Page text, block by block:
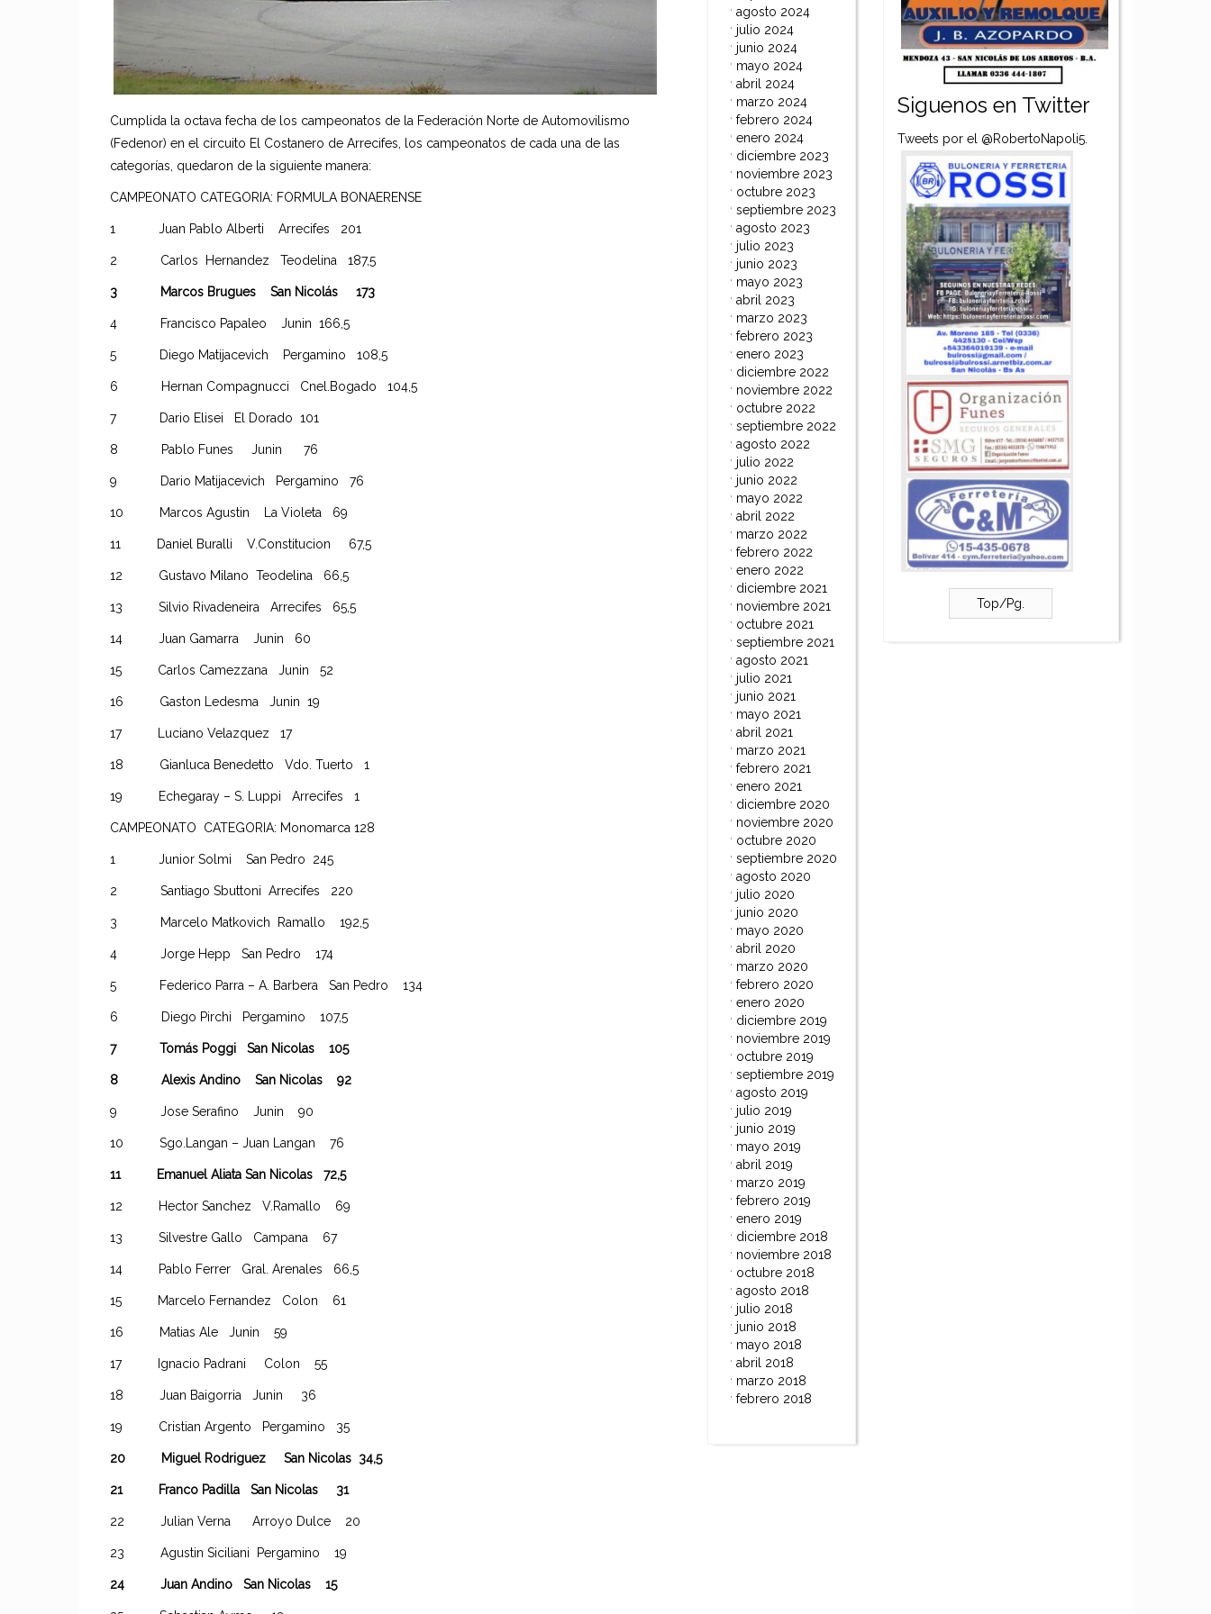
Cumplida la octava fecha de los campeonatos de la Federación Norte de Automovilismo
(Fedenor) en el circuito El Costanero de Arrecifes, los campeonatos de cada una de las
categorías, quedaron de la siguiente manera:
CAMPEONATO CATEGORIA: FORMULA BONAERENSE
1 Juan Pablo Alberti Arrecifes 201
2 Carlos Hernandez Teodelina 187,5
3 Marcos Brugues San Nicolás 173
4 Francisco Papaleo Junin 166,5
5 Diego Matijacevich Pergamino 108,5
6 Hernan Compagnucci Cnel.Bogado 104,5
7 Dario Elisei El Dorado 101
8 Pablo Funes Junin 76
9 Dario Matijacevich Pergamino 76
10 Marcos Agustin La Violeta 69
11 Daniel Buralli V.Constitucion 67,5
12 Gustavo Milano Teodelina 66,5
13 Silvio Rivadeneira Arrecifes 65,5
14 Juan Gamarra Junin 60
15 Carlos Camezzana Junin 52
16 Gaston Ledesma Junin 19
17 Luciano Velazquez 17
18 Gianluca Benedetto Vdo. Tuerto 1
19 Echegaray – S. Luppi Arrecifes 1
CAMPEONATO CATEGORIA: Monomarca 128
1 Junior Solmi San Pedro 245
2 Santiago Sbuttoni Arrecifes 220
3 Marcelo Matkovich Ramallo 192,5
4 Jorge Hepp San Pedro 174
5 Federico Parra – A. Barbera San Pedro 134
6 Diego Pirchi Pergamino 107,5
7 Tomás Poggi San Nicolas 105
8 Alexis Andino San Nicolas 92
9 Jose Serafino Junin 90
10 Sgo.Langan – Juan Langan 76
11 Emanuel Aliata San Nicolas 72,5
12 Hector Sanchez V.Ramallo 69
13 Silvestre Gallo Campana 67
14 Pablo Ferrer Gral. Arenales 66,5
15 Marcelo Fernandez Colon 61
16 Matias Ale Junin 59
17 Ignacio Padrani Colon 55
18 Juan Baigorria Junin 36
19 Cristian Argento Pergamino 35
20 Miguel Rodriguez San Nicolas 34,5
21 Franco Padilla San Nicolas 31
22 Julian Verna Arroyo Dulce 20
23 Agustin Siciliani Pergamino 19
24 Juan Andino San Nicolas 15
agosto 2024
julio 2024
junio 2024
mayo 2024
abril 2024
marzo 2024
febrero 2024
enero 2024
diciembre 2023
noviembre 2023
octubre 2023
septiembre 2023
agosto 2023
julio 2023
junio 2023
mayo 2023
abril 2023
marzo 2023
febrero 2023
enero 2023
diciembre 2022
noviembre 2022
octubre 2022
septiembre 2022
agosto 2022
julio 2022
junio 2022
mayo 2022
abril 2022
marzo 2022
febrero 2022
enero 2022
diciembre 2021
noviembre 2021
octubre 2021
septiembre 2021
agosto 2021
julio 2021
junio 2021
mayo 2021
abril 2021
marzo 2021
febrero 2021
enero 2021
diciembre 2020
noviembre 2020
octubre 2020
septiembre 2020
agosto 2020
julio 2020
junio 2020
mayo 2020
abril 2020
marzo 2020
febrero 2020
enero 2020
diciembre 2019
noviembre 2019
octubre 2019
septiembre 2019
agosto 2019
julio 2019
junio 2019
mayo 2019
abril 2019
marzo 2019
febrero 2019
enero 2019
diciembre 2018
noviembre 2018
octubre 2018
agosto 2018
julio 2018
junio 2018
mayo 2018
abril 2018
marzo 2018
febrero 2018
Siguenos en Twitter
Tweets por el @RobertoNapoli5.
Top/Pg.